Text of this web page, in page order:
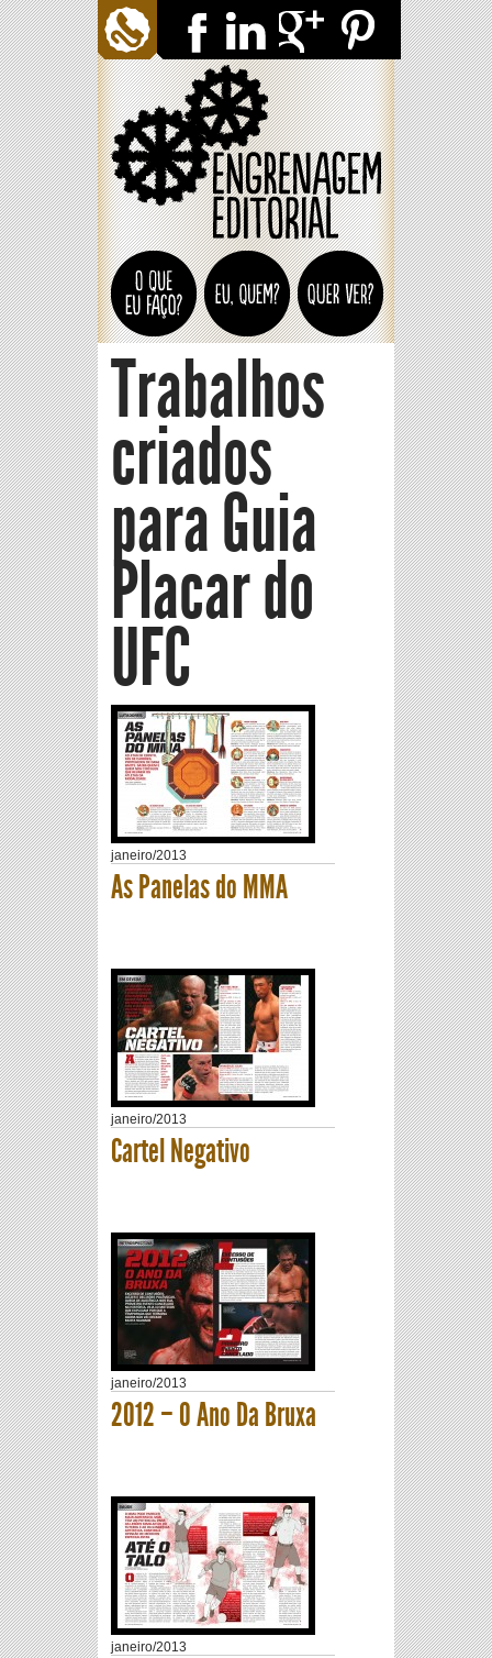
Trabalhos
criados
para Guia
Placar do
UFC
janeiro/2013
As Panelas do MMA
janeiro/2013
Cartel Negativo
janeiro/2013
2012 – O Ano Da Bruxa
janeiro/2013